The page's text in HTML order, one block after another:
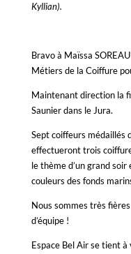
Kyllian).
Bravo à Maïssa
Métiers de la Coiffure
Maintenant direction la
Saunier dans le Jura.
Sept coiffeurs médaillés
effectueront trois
le thème d’un grand
couleurs des fonds
Nous sommes très
d’équipe !
Espace Bel Air se tient à